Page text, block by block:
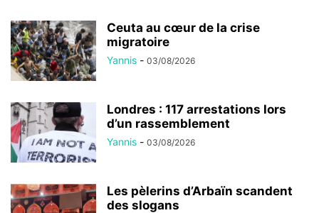
Ceuta au cœur de la crise
migratoire
Yannis - 03/08/2026
Londres : 117 arrestations lors
d’un rassemblement
Yannis - 03/08/2026
Les pèlerins d’Arbaïn scandent
des slogans